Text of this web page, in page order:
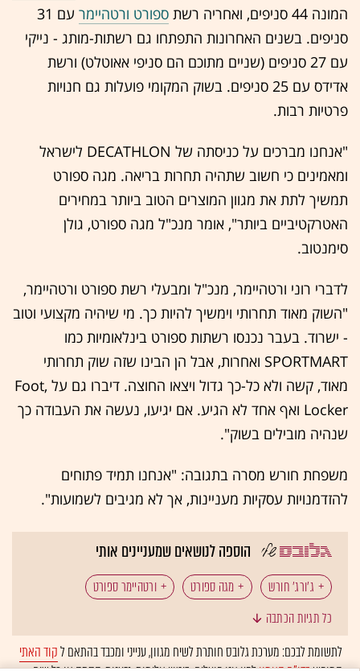
המונה 44 סניפים, ואחריה רשת
ספורט ורטהיימר
עם 31
סניפים. בשנים האחרונות התפתחו גם רשתות-מותג - נייקי
עם 27 סניפים (שניים מתוכם הם סניפי אאוטלט) ורשת
אדידס עם 25 סניפים. בשוק המקומי פועלות גם חנויות
פרטיות רבות.
"אנחנו מברכים על כניסתה של DECATHLON לישראל
ומאמינים כי חשוב שתהיה תחרות בריאה. מגה ספורט
תמשיך לתת את מגוון המוצרים הטוב ביותר במחירים
האטרקטיביים ביותר", אומר מנכ"ל מגה ספורט, גולן
סימנטוב.
לדברי רוני ורטהיימר, מנכ"ל ומבעלי רשת ספורט ורטהיימר,
"השוק מאוד תחרותי וימשיך להיות כך. מי שיהיה מקצועי וטוב
- ישרוד. בעבר נכנסו רשתות ספורט בינלאומיות כמו
SPORTMART ואחרות, אבל הן הבינו שזה שוק תחרותי
מאוד, קשה ולא כל-כך גדול ויצאו החוצה. דיברו גם על ,Foot
Locker ואף אחד לא הגיע. אם יגיעו, נעשה את העבודה כך
שנהיה מובילים בשוק".
משפחת חורש מסרה בתגובה: "אנחנו תמיד פתוחים
להזדמנויות עסקיות מעניינות, אך לא מגיבים לשמועות".
הוספה לנושאים שמעניינים אותי
ג'ורג' חורש מגה ספורט ורטהיימר ספורט
Decathlon
כל תגיות הכתבה
לתשומת לבכם: מערכת גלובס חותרת לשיח מגוון, ענייני ומכבד בהתאם לקוד האתי